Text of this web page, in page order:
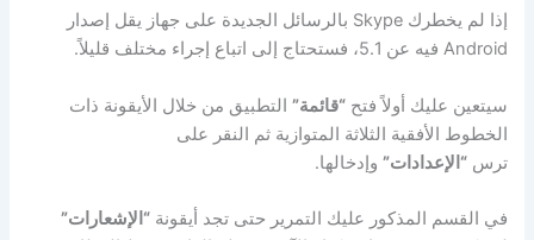
إذا لم يخطرك Skype بالرسائل الجديدة على جهاز يقل إصدار
Android فيه عن 5.1، فستحتاج إلى اتباع إجراء مختلف قليلاً.
سيتعين عليك أولاً فتح“قائمة” التطبيق من خلال الأيقونة ذات
الخطوط الأفقية الثلاثة المتوازية ثم النقر على
ترس“الإعدادات” وإدخالها.
في القسم المذكور عليك التمرير حتى تجد أيقونة“الإشعارات”